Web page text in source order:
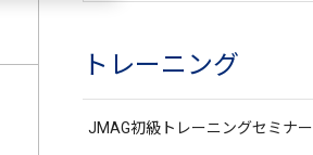
トレーニング
JMAG初級トレーニングセミナー